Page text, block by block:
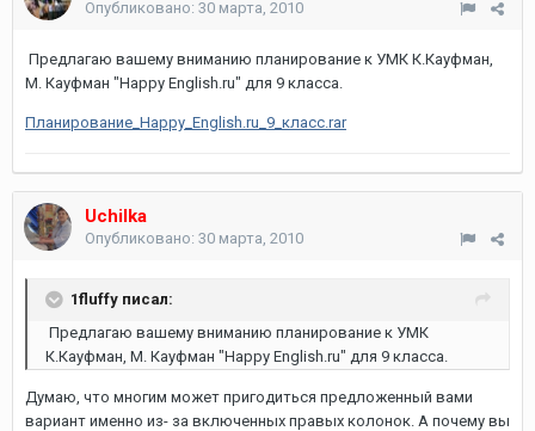
Опубликовано: 30 марта, 2010
Предлагаю вашему вниманию планирование к УМК К.Кауфман,
М. Кауфман "Happy English.ru" для 9 класса.
Планирование_Happy_English.ru_9_класс.rar
Uchilka
Опубликовано: 30 марта, 2010
1fluffy писал:
Предлагаю вашему вниманию планирование к УМК
К.Кауфман, М. Кауфман "Happy English.ru" для 9 класса.
Думаю, что многим может пригодиться предложенный вами
вариант именно из- за включенных правых колонок. А почему вы